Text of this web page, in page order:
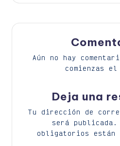
entradas
Aún no hay
comienzas el
Deja una
Tu dirección de
será publicada.
obligatorios están